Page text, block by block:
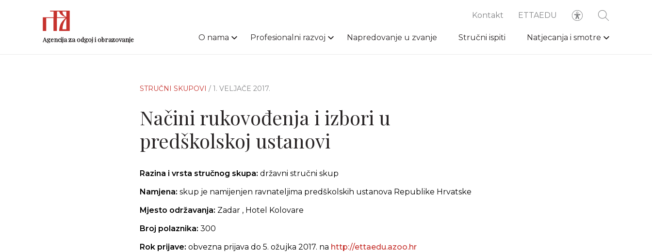
Agencija za odgoj i obrazovanje
Kontakt ETTAEDU
O nama Profesionalni razvoj Napredovanje u zvanje Stručni ispiti Natjecanja i smotre
STRUČNI SKUPOVI / 1. VELJAČE 2017.
Načini rukovođenja i izbori u
predškolskoj ustanovi
Razina i vrsta stručnog skupa: državni stručni skup
Namjena: skup je namijenjen ravnateljima predškolskih ustanova Republike Hrvatske
Mjesto održavanja: Zadar , Hotel Kolovare
Broj polaznika: 300
Rok prijave: obvezna prijava do 5. ožujka 2017. na http://ettaedu.azoo.hr